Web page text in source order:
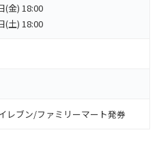
(金) 18:00
(土) 18:00
レブン/ファミリーマート発券